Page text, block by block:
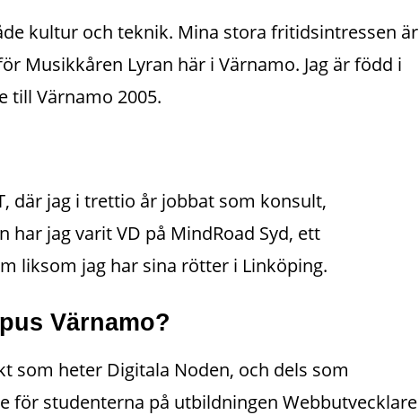
kultur och teknik. Mina stora fritidsintressen är
Musikkåren Lyran här i Värnamo. Jag är född i
till Värnamo 2005.
där jag i trettio år jobbat som konsult,
jag varit VD på MindRoad Syd, ett
liksom jag har sina rötter i Linköping.
Värnamo?
heter Digitala Noden, och dels som
för studenterna på utbildningen Webbutvecklare